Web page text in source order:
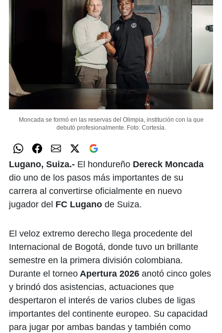
Moncada se formó en las reservas del Olimpia, institución con la que
debutó profesionalmente. Foto: Cortesía.
Lugano, Suiza.- El hondureño Dereck Moncada
dio uno de los pasos más importantes de su
carrera al convertirse oficialmente en nuevo
jugador del FC Lugano de Suiza.
El veloz extremo derecho llega procedente del
Internacional de Bogotá, donde tuvo un brillante
semestre en la primera división colombiana.
Durante el torneo Apertura 2026 anotó cinco goles
y brindó dos asistencias, actuaciones que
despertaron el interés de varios clubes de ligas
importantes del continente europeo. Su capacidad
para jugar por ambas bandas y también como